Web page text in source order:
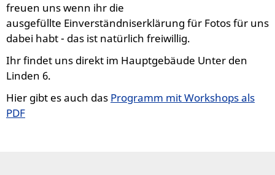
freuen uns wenn ihr die
ausgefüllte Einverständniserklärung für Fotos für uns
dabei habt - das ist natürlich freiwillig.
Ihr findet uns direkt im Hauptgebäude Unter den
Linden 6.
Hier gibt es auch das Programm mit Workshops als
PDF